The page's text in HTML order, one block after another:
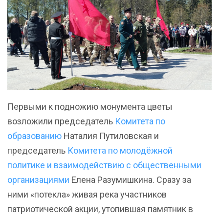
Первыми к подножию монумента цветы
возложили председатель Комитета по
образованию Наталия Путиловская и
председатель Комитета по молодёжной
политике и взаимодействию с общественными
организациями Елена Разумишкина. Сразу за
ними «потекла» живая река участников
патриотической акции, утопившая памятник в